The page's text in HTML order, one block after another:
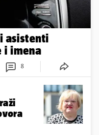
asistenti
i imena
8